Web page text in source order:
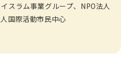
スラム事業グループ、NPO法人
国際活動市民中心